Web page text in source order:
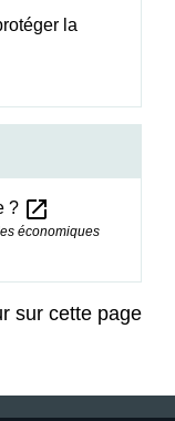
la
? open_in_new
économiques
sur cette page